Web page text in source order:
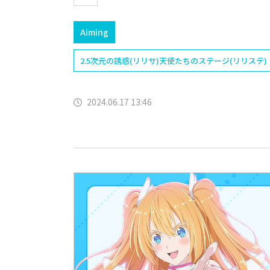
Aiming
2.5次元の誘惑(リリサ)天使たちのステージ(リリステ)
2024.06.17 13:46